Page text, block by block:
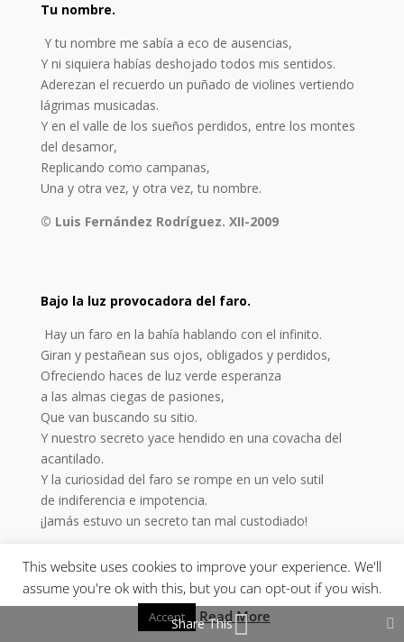
Tu nombre.
Y tu nombre me sabía a eco de ausencias,
Y ni siquiera habías deshojado todos mis sentidos.
Aderezan el recuerdo un puñado de violines vertiendo
lágrimas musicadas.
Y en el valle de los sueños perdidos, entre los montes
del desamor,
Replicando como campanas,
Una y otra vez, y otra vez, tu nombre.
© Luis Fernández Rodríguez. XII-2009
Bajo la luz provocadora del faro.
Hay un faro en la bahía hablando con el infinito.
Giran y pestañean sus ojos, obligados y perdidos,
Ofreciendo haces de luz verde esperanza
a las almas ciegas de pasiones,
Que van buscando su sitio.
Y nuestro secreto yace hendido en una covacha del
acantilado.
Y la curiosidad del faro se rompe en un velo sutil
de indiferencia e impotencia.
¡Jamás estuvo un secreto tan mal custodiado!
El atardecer de tus mejillas.
Vasto oficio tengo con leer las cicatrices de tu corazón
This website uses cookies to improve your experience. We'll
assume you're ok with this, but you can opt-out if you wish.
Accept Read More
Share This